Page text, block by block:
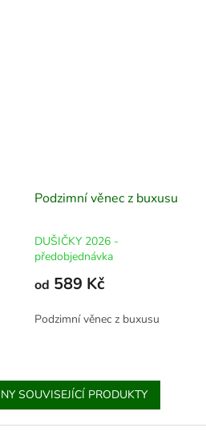
Podzimní věnec z buxusu
DUŠIČKY 2026 -
předobjednávka
od 589 Kč
Podzimní věnec z buxusu
SOUVISEJÍCÍ PRODUKTY